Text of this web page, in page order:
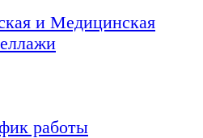
и Медицинская
работы